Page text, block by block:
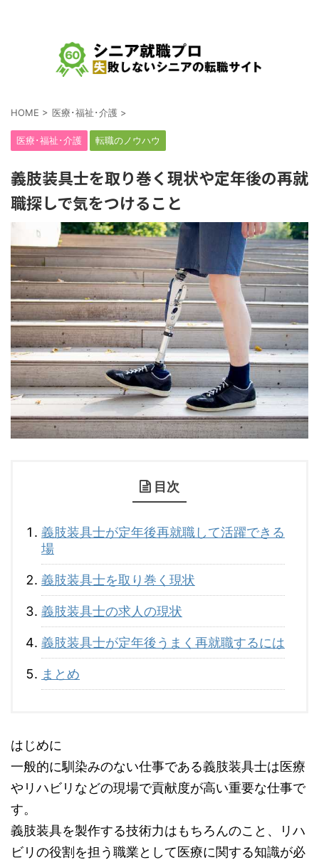
シニア・中高年の就職、転職、求人をテーマにした情報サイト
HOME > 医療･福祉･介護 >
医療･福祉･介護 転職のノウハウ
義肢装具士を取り巻く現状や定年後の再就
職探しで気をつけること
目次
義肢装具士が定年後再就職して活躍できる
場
義肢装具士を取り巻く現状
義肢装具士の求人の現状
義肢装具士が定年後うまく再就職するには
まとめ
はじめに
一般的に馴染みのない仕事である義肢装具士は医療
やリハビリなどの現場で貢献度が高い重要な仕事で
す。
義肢装具を製作する技術力はもちろんのこと、リハ
ビリの役割を担う職業として医療に関する知識が必